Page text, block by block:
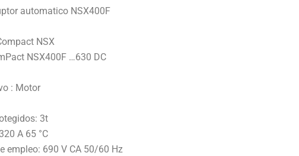
automatico NSX400F
NSX
NSX400F …630 DC
: Motor
3t
A 65 °C
empleo: 690 V CA 50/60 Hz